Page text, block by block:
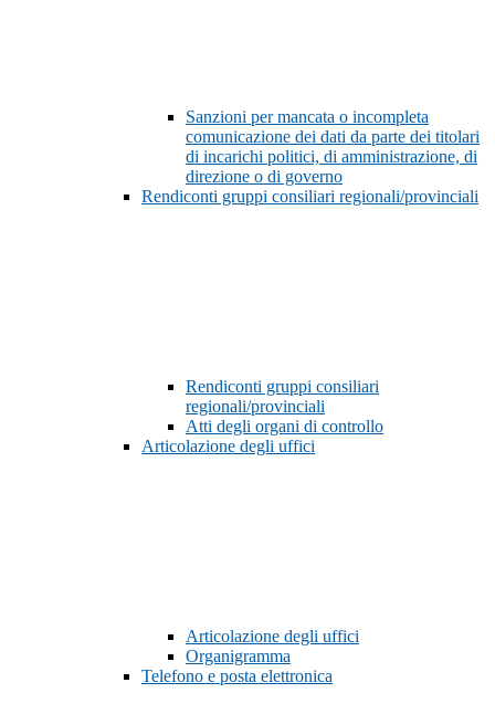
Sanzioni per mancata o incompleta
comunicazione dei dati da parte dei titolari
di incarichi politici, di amministrazione, di
direzione o di governo
Rendiconti gruppi consiliari regionali/provinciali
Rendiconti gruppi consiliari
regionali/provinciali
Atti degli organi di controllo
Articolazione degli uffici
Articolazione degli uffici
Organigramma
Telefono e posta elettronica